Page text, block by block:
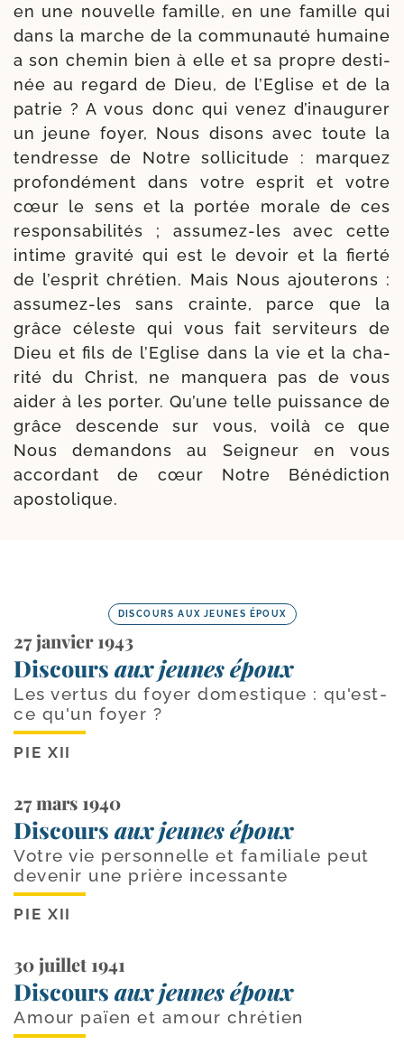
en une nou­velle famille, en une famille qui
dans la marche de la com­mu­nau­té humaine
a son che­min bien à elle et sa propre des­ti­
née au regard de Dieu, de l’Eglise et de la
patrie ? A vous donc qui venez d’inaugurer
un jeune foyer, Nous disons avec toute la
ten­dresse de Notre sol­li­ci­tude : mar­quez
pro­fon­dé­ment dans votre esprit et votre
cœur le sens et la por­tée morale de ces
res­pon­sa­bi­li­tés ; assumez-​les avec cette
intime gra­vi­té qui est le devoir et la fier­té
de l’esprit chré­tien. Mais Nous ajou­te­rons :
assumez-​les sans crainte, parce que la
grâce céleste qui vous fait ser­vi­teurs de
Dieu et fils de l’Eglise dans la vie et la cha­
ri­té du Christ, ne man­que­ra pas de vous
aider à les por­ter. Qu’une telle puis­sance de
grâce des­cende sur vous, voi­là ce que
Nous deman­dons au Seigneur en vous
accor­dant de cœur Notre Bénédiction
apostolique.
DISCOURS AUX JEUNES ÉPOUX
27 janvier 1943
Discours aux jeunes époux
Les vertus du foyer domestique : qu'est-
ce qu'un foyer ?
PIE XII
27 mars 1940
Discours aux jeunes époux
Votre vie personnelle et familiale peut
devenir une prière incessante
PIE XII
30 juillet 1941
Discours aux jeunes époux
Amour païen et amour chrétien